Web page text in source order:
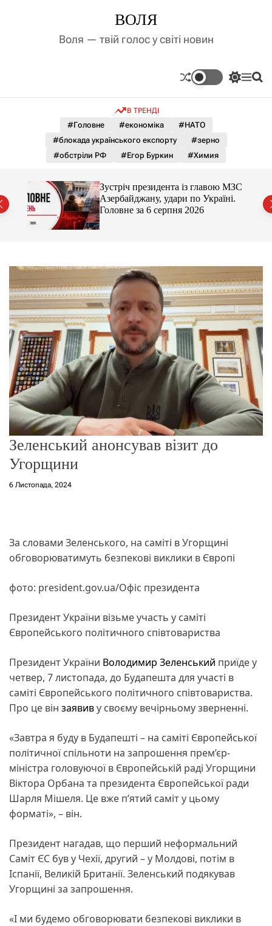
д
у
ВОЛЯ
Воля — твій голос у світі новин
П
к
а
о
л
ь
г
р
е
ж
и
м
у
М П
В ТРЕНДІ
#Головне #економіка
#НАТО
#блокада українського експорту
#зерно
#обстріли РФ
#Егор Буркин #Химия
Зустріч президента із главою МЗС
Азербайджану, удари по Україні.
Головне за 6 серпня 2026
Зеленський анонсував візит до
Угорщини
6 Листопада, 2024
За словами Зеленського, на саміті в Угорщині
обговорюватимуть безпекові виклики в Європі
фото: president.gov.ua/Офіс президента
Президент України візьме участь у саміті
Європейського політичного співтовариства
Президент України Володимир Зеленський приїде у
четвер, 7 листопада, до Будапешта для участі в
саміті Європейського політичного співтовариства.
Про це він заявиву своєму вечірньому зверненні.
«Завтра я буду в Будапешті – на саміті Європейської
політичної спільноти на запрошення прем’єр-
міністра головуючої в Європейській раді Угорщини
Віктора Орбана та президента Європейської ради
Шарля Мішеля. Це вже п’ятий саміт у цьому
форматі», – він.
Президент нагадав, що перший неформальний
Саміт ЄС був у Чехії, другий – у Молдові, потім в
Іспанії, Великій Британії. Зеленський подякував
Угорщині за запрошення.
«І ми будемо обговорювати безпекові виклики в